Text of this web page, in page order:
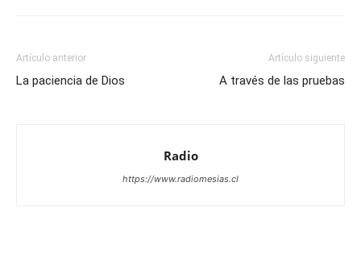
Artículo anterior
La paciencia de Dios
Artículo siguiente
A través de las pruebas
Radio
https://www.radiomesias.cl